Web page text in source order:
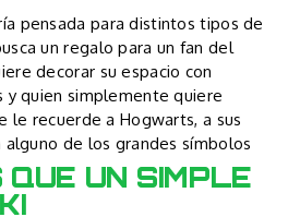
pensada para distintos tipos de
un regalo para un fan del
decorar su espacio con
y quien simplemente quiere
le recuerde a Hogwarts, a sus
de los grandes símbolos
QUE UN SIMPLE